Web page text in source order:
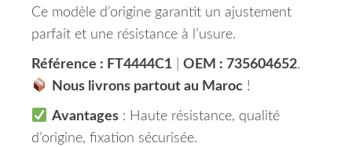
Ce modèle d’origine garantit un ajustement
parfait et une résistance à l’usure.
Référence : FT4444C1 OEM : 735604652.
Nous livrons partout au Maroc!
Avantages: Haute résistance, qualité
d’origine, fixation sécurisée.